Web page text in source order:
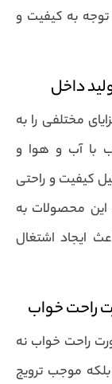
به کیفیت و
داخل
مختلفی را به
با آب و هوا و
کیفیت و راحتی
این محصولات به
ایجاد اشتغال
راحت خواب
راحت خواب نه
موجب ترویج